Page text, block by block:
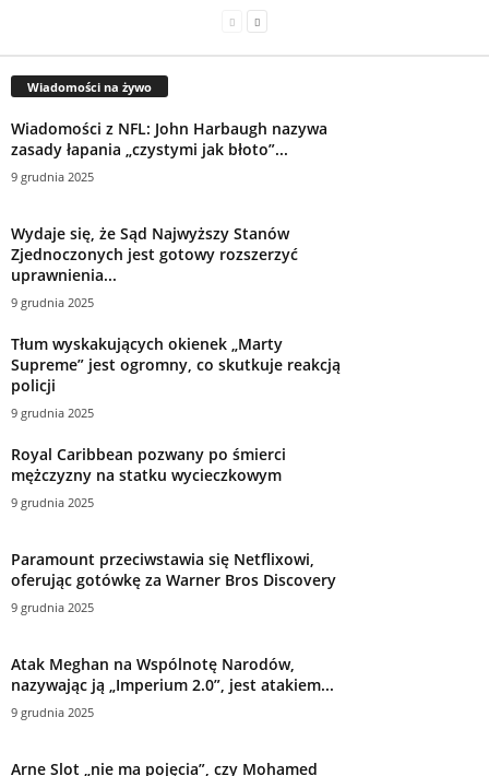
Wiadomości na żywo
Wiadomości z NFL: John Harbaugh nazywa
zasady łapania „czystymi jak błoto”...
9 grudnia 2025
Wydaje się, że Sąd Najwyższy Stanów
Zjednoczonych jest gotowy rozszerzyć
uprawnienia...
9 grudnia 2025
Tłum wyskakujących okienek „Marty
Supreme” jest ogromny, co skutkuje reakcją
policji
9 grudnia 2025
Royal Caribbean pozwany po śmierci
mężczyzny na statku wycieczkowym
9 grudnia 2025
Paramount przeciwstawia się Netflixowi,
oferując gotówkę za Warner Bros Discovery
9 grudnia 2025
Atak Meghan na Wspólnotę Narodów,
nazywając ją „Imperium 2.0”, jest atakiem...
9 grudnia 2025
Arne Slot „nie ma pojęcia”, czy Mohamed